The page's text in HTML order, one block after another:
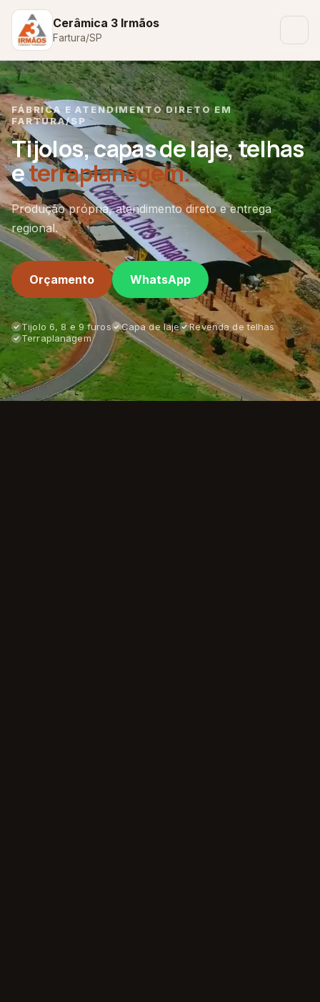
Cerâmica 3 Irmãos
Fartura/SP
FÁBRICA E ATENDIMENTO DIRETO EM
FARTURA/SP
Tijolos, capas de laje, telhas
eterraplanagem.
Produção própria, atendimento direto e entrega
regional.
Orçamento WhatsApp
Tijolo 6, 8 e 9 furos Capa de laje
Revenda de telhas
Terraplanagem